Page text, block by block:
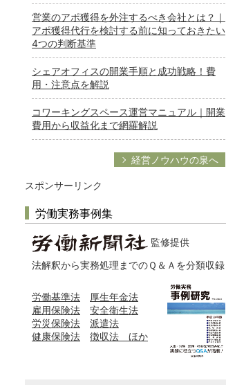
営業のアポ獲得を外注するべき会社とは？｜
アポ獲得代行を検討する前に知っておきたい
4つの判断基準
シェアオフィスの開業手順と成功戦略！費
用・注意点を解説
コワーキングスペース運営マニュアル｜開業
費用から収益化まで網羅解説
経営ノウハウの泉へ
スポンサーリンク
労働実務事例集
監修提供
法解釈から実務処理までのＱ＆Ａを分類収録
労働基準法
厚生年金法
雇用保険法
安全衛生法
労災保険法
派遣法
健康保険法
徴収法 ほか